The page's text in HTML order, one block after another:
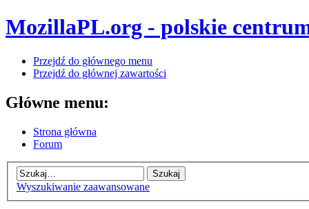
MozillaPL.org - polskie
Przejdź do głównego menu
Przejdź do głównej zawartości
Główne menu:
Strona główna
Forum
Wyszukiwanie zaawansowane